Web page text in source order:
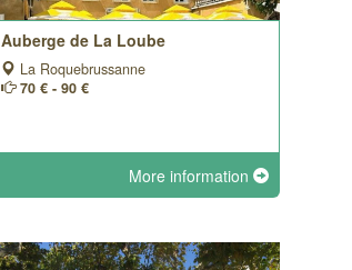
Auberge de La Loube
La Roquebrussanne
70 € - 90 €
More information